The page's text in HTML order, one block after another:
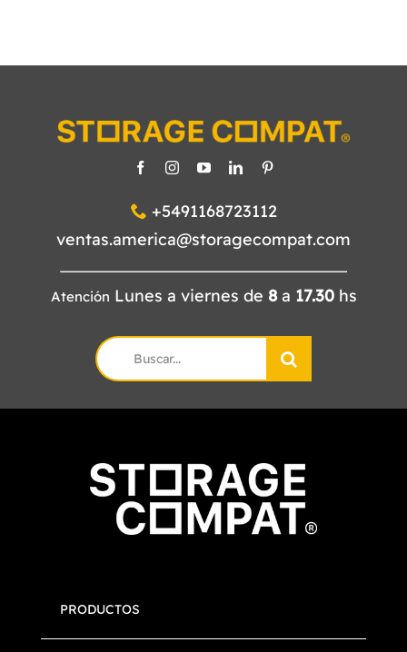
+5491168723112
ventas.america@storagecompat.com
Atención Lunes a viernes de 8a 17.30hs
Search
for:
PRODUCTOS